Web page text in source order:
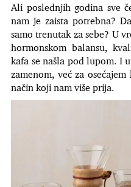
Ali poslednjih godina sve
nam je zaista potrebna?
samo trenutak za sebe? U
hormonskom balansu,
kafa se našla pod lupom. I
zamenom, već za
način koji nam više prija.